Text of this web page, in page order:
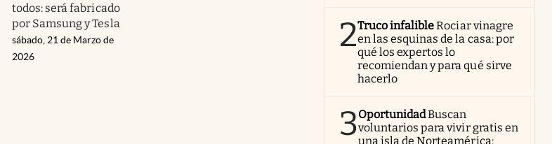
todos: será fabricado
por Samsung y Tesla
sábado, 21 de Marzo de
2026
2Truco infalibleRociar vinagre
en las esquinas de la casa: por
qué los expertos lo
recomiendan y para qué sirve
hacerlo
3OportunidadBuscan
voluntarios para vivir gratis en
una isla de Norteamérica: